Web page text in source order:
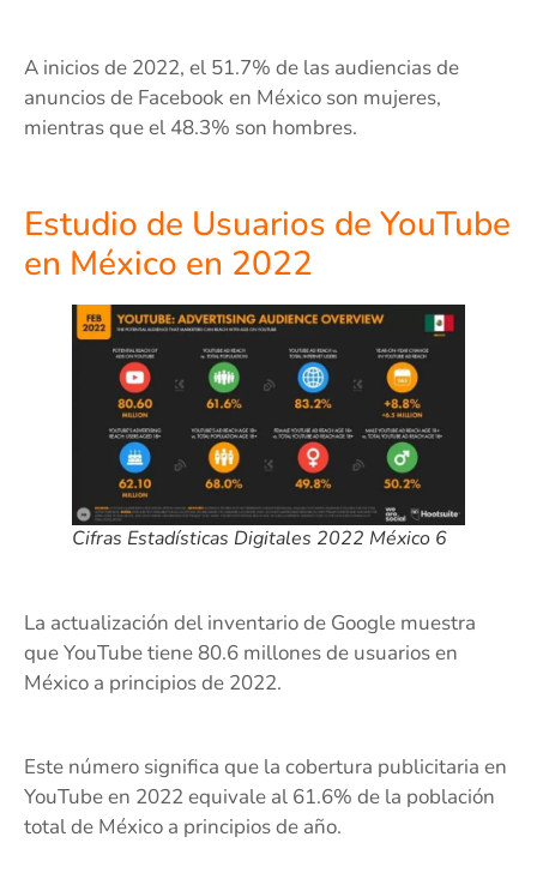
A inicios de 2022, el 51.7% de las audiencias de
anuncios de Facebook en México son mujeres,
mientras que el 48.3% son hombres.
Estudio de Usuarios de YouTube
en México en 2022
Cifras Estadísticas Digitales 2022 México 6
La actualización del inventario de Google muestra
que YouTube tiene 80.6 millones de usuarios en
México a principios de 2022.
Este número significa que la cobertura publicitaria en
YouTube en 2022 equivale al 61.6% de la población
total de México a principios de año.